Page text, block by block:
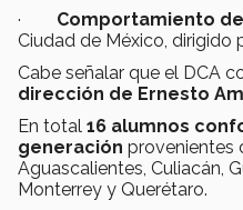
· Comportamiento
Ciudad de México, dirigido
Cabe señalar que el DCA
dirección de Ernesto
En total 16 alumnos
generación provenientes
Aguascalientes, Culiacán,
Monterrey y Querétaro.